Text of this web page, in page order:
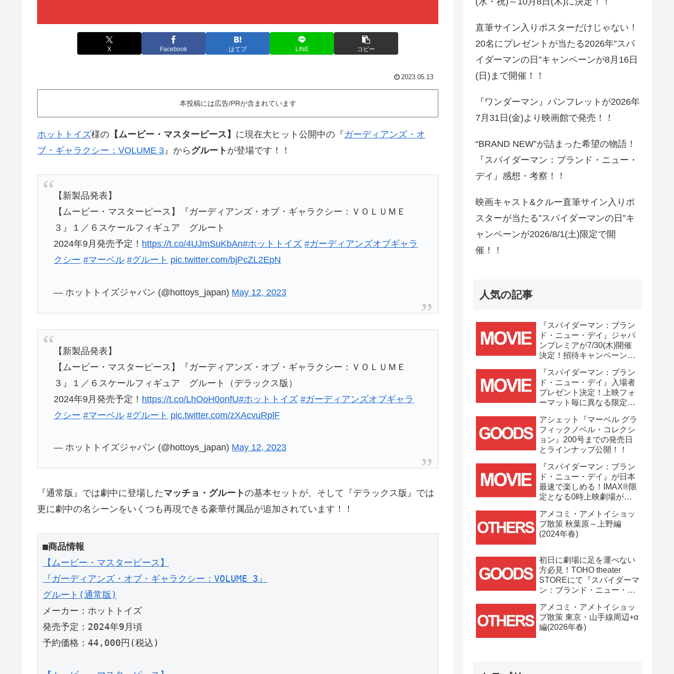
X Facebook はてブ LINE コピー
2023.05.13
本投稿には広告/PRが含まれています
ホットトイズ様の 【ムービー・マスターピース】 に現在大ヒット公開中の『 ガーディアンズ・オ
ブ・ギャラクシー：VOLUME 3 』から グルート が登場です！！
【新製品発表】
【ムービー・マスターピース】『ガーディアンズ・オブ・ギャラクシー：ＶＯＬＵＭＥ
３』１／６スケールフィギュア グルート
2024年9月発売予定！ https://t.co/4UJmSuKbAn#ホットトイズ #ガーディアンズオブギャラ
クシー #マーベル #グルート pic.twitter.com/bjPcZL2EpN
— ホットトイズジャパン (@hottoys_japan) May 12, 2023
【新製品発表】
【ムービー・マスターピース】『ガーディアンズ・オブ・ギャラクシー：ＶＯＬＵＭＥ
３』１／６スケールフィギュア グルート（デラックス版）
2024年9月発売予定！ https://t.co/LhOoH0onfU#ホットトイズ #ガーディアンズオブギャラ
クシー #マーベル #グルート pic.twitter.com/zXAcvuRplF
— ホットトイズジャパン (@hottoys_japan) May 12, 2023
『通常版』では劇中に登場したマッチョ・グルートの基本セットが、そして『デラックス版』では
更に劇中の名シーンをいくつも再現できる豪華付属品が追加されています！！
■商品情報
【ムービー・マスターピース】
『ガーディアンズ・オブ・ギャラクシー：VOLUME 3』
グルート(通常版)
メーカー：ホットトイズ
発売予定：2024年9月頃
予約価格：44,000円(税込)
直筆サイン入りポスターだけじゃない！
20名にプレゼントが当たる2026年”スパ
イダーマンの日”キャンペーンが8月16日
(日)まで開催！！
『ワンダーマン』パンフレットが2026年
7月31日(金)より映画館で発売！！
“BRAND NEW”が詰まった希望の物語！
『スパイダーマン：ブランド・ニュー・
デイ』感想・考察！！
映画キャスト&クルー直筆サイン入りポ
スターが当たる”スパイダーマンの日”キ
ャンペーンが2026/8/1(土)限定で開
催！！
人気の記事
『スパイダーマン：ブラン
ド・ニュー・デイ』ジャパ
ンプレミアが7/30(木)開催
決定！招待キャンペーンは
中！！
『スパイダーマン：ブラン
ド・ニュー・デイ』入場者
プレゼント決定！上映フォ
ーマット毎に異なる限定ビ
える！！
アシェット『マーベル グラ
フィックノベル・コレクシ
ョン』200号までの発売日
とラインナップ公開！！
『スパイダーマン：ブラン
ド・ニュー・デイ』が日本
最速で楽しめる！IMAX®限
定となる0時上映劇場が決
アメコミ・アメトイショッ
プ散策 秋葉原～上野編
(2024年春)
初日に劇場に足を運べない
方必見！TOHO theater
STOREにて『スパイダーマ
ン：ブランド・ニュー・デ
7/31(金)11時より開始！！
アメコミ・アメトイショッ
プ散策 東京・山手線周辺+α
編(2026年春)